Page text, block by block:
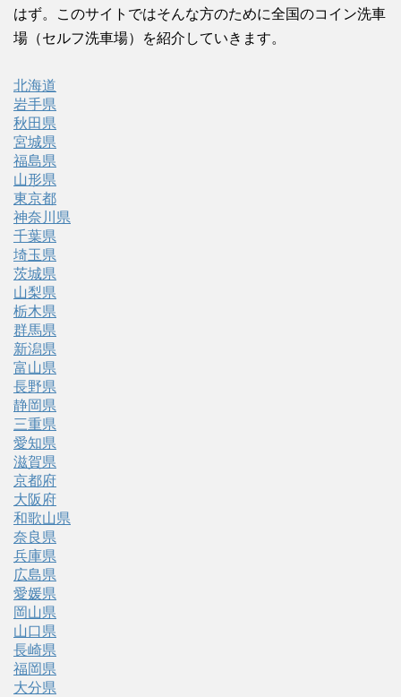
はず。このサイトではそんな方のために全国のコイン洗車
場（セルフ洗車場）を紹介していきます。
北海道
岩手県
秋田県
宮城県
福島県
山形県
東京都
神奈川県
千葉県
埼玉県
茨城県
山梨県
栃木県
群馬県
新潟県
富山県
長野県
静岡県
三重県
愛知県
滋賀県
京都府
大阪府
和歌山県
奈良県
兵庫県
広島県
愛媛県
岡山県
山口県
長崎県
福岡県
大分県